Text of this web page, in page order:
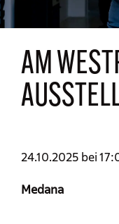
AM
24.10.2025 bei
Medana